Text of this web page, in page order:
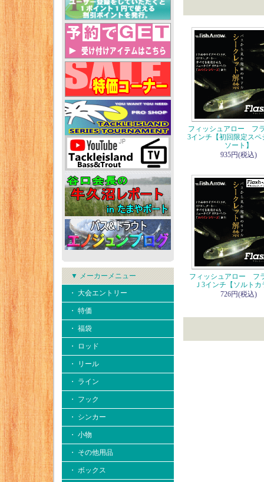
▼ メーカーメニュー
・ 大会エントリー
・ 特価
・ 福袋
・ ロッド
・ リール
・ ライン
・ フック
・ シンカー
・ 小物
・ その他用品
・ ボックス
フィッシュアロー フ
3インチ【初回限定スペ
ソート】
935円(税込)
フィッシュアロー フ
Ｊ3インチ【ソルトカ
726円(税込)